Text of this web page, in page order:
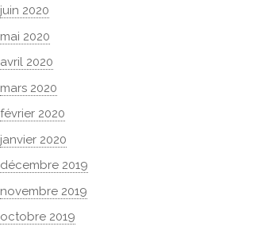
juin 2020
mai 2020
avril 2020
mars 2020
février 2020
janvier 2020
décembre 2019
novembre 2019
octobre 2019